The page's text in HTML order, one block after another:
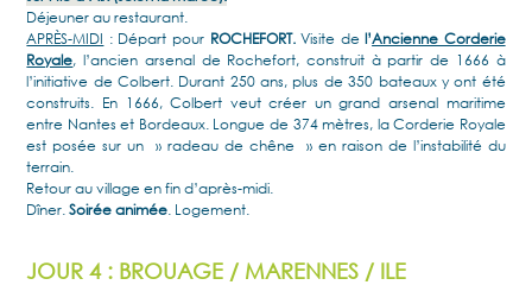
Déjeuner au restaurant.
APRÈS-MIDI : Départ pour ROCHEFORT.Visite del’Ancienne Corderie
Royale, l’ancien arsenal de Rochefort, construit à partir de 1666 à
l’initiative de Colbert. Durant 250 ans, plus de 350 bateaux y ont été
construits. En 1666, Colbert veut créer un grand arsenal maritime
entre Nantes et Bordeaux. Longue de 374 mètres, la Corderie Royale
est posée sur un » radeau de chêne » en raison de l’instabilité du
terrain.
Retour au village en fin d’après-midi.
Dîner.Soirée animée. Logement.
JOUR 4 : BROUAGE / MARENNES / ILE